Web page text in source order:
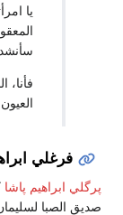
يا
فرغلي
پرگلي ابراهيم پاشا
صديق الصبا